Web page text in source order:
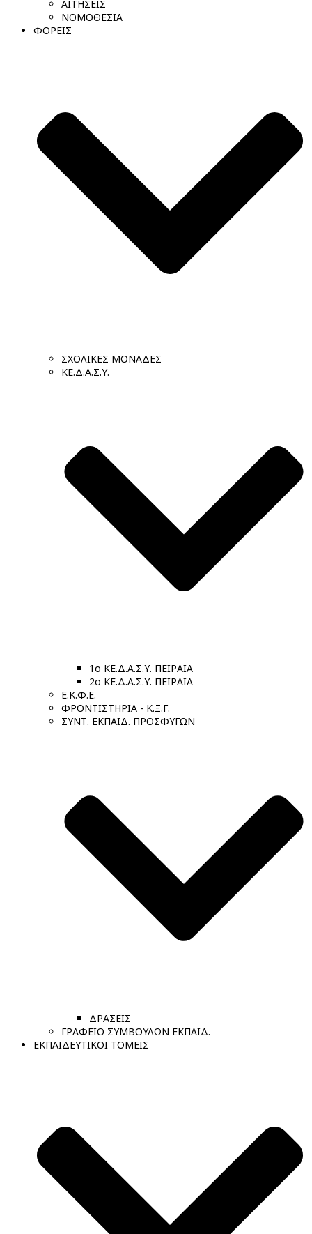
ΑΙΤΗΣΕΙΣ
ΝΟΜΟΘΕΣΙΑ
ΦΟΡΕΙΣ
ΣΧΟΛΙΚΕΣ ΜΟΝΑΔΕΣ
ΚΕ.Δ.Α.Σ.Υ.
1ο ΚΕ.Δ.Α.Σ.Υ. ΠΕΙΡΑΙΑ
2ο ΚΕ.Δ.Α.Σ.Υ. ΠΕΙΡΑΙΑ
Ε.Κ.Φ.Ε.
ΦΡΟΝΤΙΣΤΗΡΙΑ - Κ.Ξ.Γ.
ΣΥΝΤ. ΕΚΠΑΙΔ. ΠΡΟΣΦΥΓΩΝ
ΔΡΑΣΕΙΣ
ΓΡΑΦΕΙΟ ΣΥΜΒΟΥΛΩΝ ΕΚΠΑΙΔ.
ΕΚΠΑΙΔΕΥΤΙΚΟΙ ΤΟΜΕΙΣ